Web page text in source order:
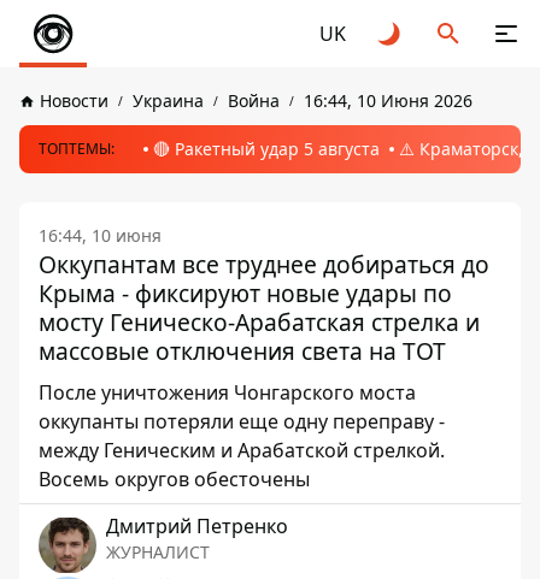
UK
Новости Украина Война 16:44, 10 Июня 2026
ТОПТЕМЫ: 🔴 Ракетный удар 5 августа ⚠️ Краматорск,
16:44, 10 июня
Оккупантам все труднее добираться до
Крыма - фиксируют новые удары по
мосту Геническо-Арабатская стрелка и
массовые отключения света на ТОТ
После уничтожения Чонгарского моста
оккупанты потеряли еще одну переправу -
между Геническим и Арабатской стрелкой.
Восемь округов обесточены
Дмитрий Петренко
ЖУРНАЛИСТ